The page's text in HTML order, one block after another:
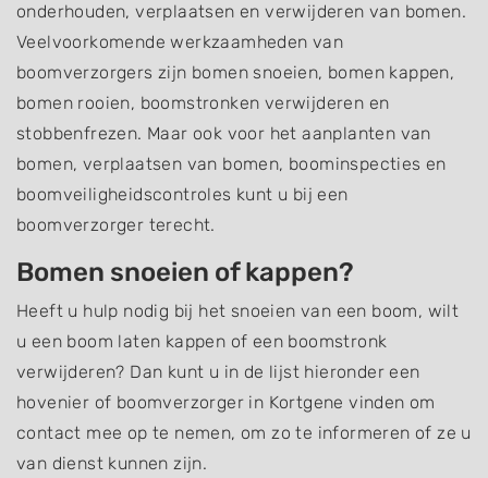
onderhouden, verplaatsen en verwijderen van bomen.
Veelvoorkomende werkzaamheden van
boomverzorgers zijn bomen snoeien, bomen kappen,
bomen rooien, boomstronken verwijderen en
stobbenfrezen. Maar ook voor het aanplanten van
bomen, verplaatsen van bomen, boominspecties en
boomveiligheidscontroles kunt u bij een
boomverzorger terecht.
Bomen snoeien of kappen?
Heeft u hulp nodig bij het snoeien van een boom, wilt
u een boom laten kappen of een boomstronk
verwijderen? Dan kunt u in de lijst hieronder een
hovenier of boomverzorger in Kortgene vinden om
contact mee op te nemen, om zo te informeren of ze u
van dienst kunnen zijn.